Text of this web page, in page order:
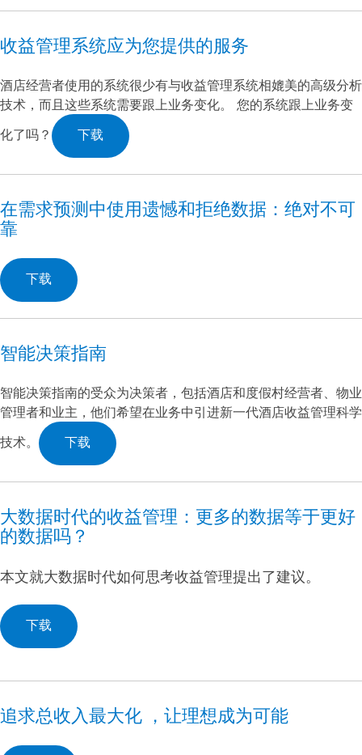
收益管理系统应为您提供的服务
酒店经营者使用的系统很少有与收益管理系统相媲美的高级分析
技术，而且这些系统需要跟上业务变化。 您的系统跟上业务变
化了吗？ 下载
在需求预测中使用遗憾和拒绝数据：绝对不可
靠
下载
智能决策指南
智能决策指南的受众为决策者，包括酒店和度假村经营者、物业
管理者和业主，他们希望在业务中引进新一代酒店收益管理科学
技术。 下载
大数据时代的收益管理：更多的数据等于更好
的数据吗？
本文就大数据时代如何思考收益管理提出了建议。
下载
追求总收入最大化 ，让理想成为可能